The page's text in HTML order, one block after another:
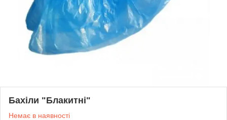
Бахіли "Блакитні"
Немає в наявності